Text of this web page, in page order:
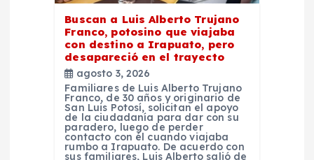
Buscan a Luis Alberto Trujano
Franco, potosino que viajaba
con destino a Irapuato, pero
desapareció en el trayecto
agosto 3, 2026
Familiares de Luis Alberto Trujano
Franco, de 30 años y originario de
San Luis Potosí, solicitan el apoyo
de la ciudadanía para dar con su
paradero, luego de perder
contacto con él cuando viajaba
rumbo a Irapuato. De acuerdo con
sus familiares, Luis Alberto salió de